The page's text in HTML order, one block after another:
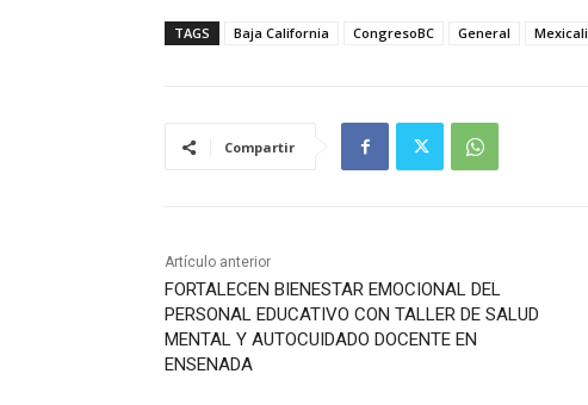
TAGS Baja California CongresoBC General Mexicali
Compartir
Artículo anterior
FORTALECEN BIENESTAR EMOCIONAL DEL
PERSONAL EDUCATIVO CON TALLER DE SALUD
MENTAL Y AUTOCUIDADO DOCENTE EN
ENSENADA